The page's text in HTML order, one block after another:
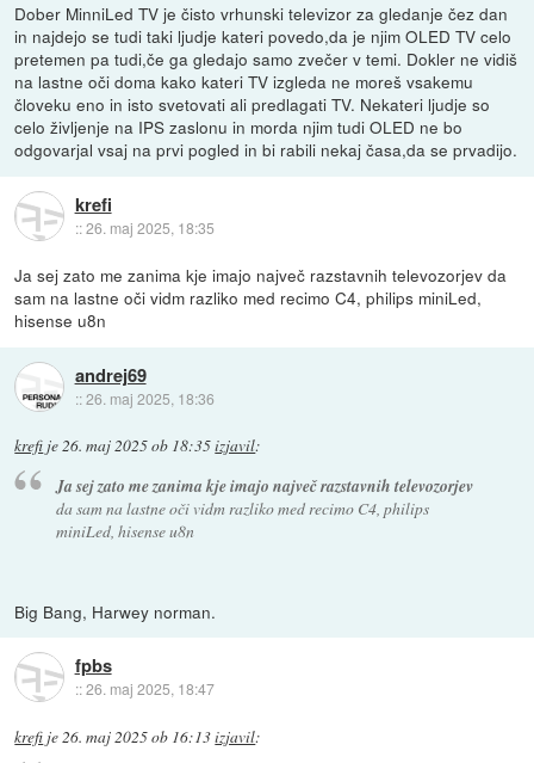
Dober MinniLed TV je čisto vrhunski televizor za gledanje čez dan
in najdejo se tudi taki ljudje kateri povedo,da je njim OLED TV celo
pretemen pa tudi,če ga gledajo samo zvečer v temi. Dokler ne vidiš
na lastne oči doma kako kateri TV izgleda ne moreš vsakemu
človeku eno in isto svetovati ali predlagati TV. Nekateri ljudje so
celo življenje na IPS zaslonu in morda njim tudi OLED ne bo
odgovarjal vsaj na prvi pogled in bi rabili nekaj časa,da se prvadijo.
krefi
::26. maj 2025, 18:35
Ja sej zato me zanima kje imajo največ razstavnih televozorjev da
sam na lastne oči vidm razliko med recimo C4, philips miniLed,
hisense u8n
andrej69
::26. maj 2025, 18:36
krefi je26. maj 2025 ob 18:35izjavil:
Ja sej zato me zanima kje imajo največ razstavnih televozorjev
da sam na lastne oči vidm razliko med recimo C4, philips
miniLed, hisense u8n
Big Bang, Harwey norman.
fpbs
::26. maj 2025, 18:47
krefi je26. maj 2025 ob 16:13izjavil: